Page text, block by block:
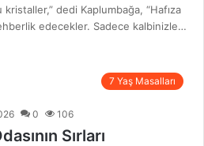
dedi Kaplumbağa, “Hafıza
edecekler. Sadece kalbinizle…
7 Yaş Masalları
0 106
Sırları